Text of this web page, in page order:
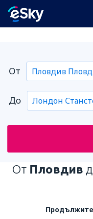
От
До
От Пловдив